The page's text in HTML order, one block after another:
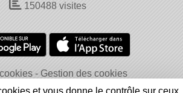
150488 visites
Gestion des cookies
Signaler un contenu inapproprié
et vous donne le contrôle sur ceux